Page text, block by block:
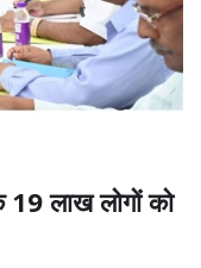
19 लाख लोगों को